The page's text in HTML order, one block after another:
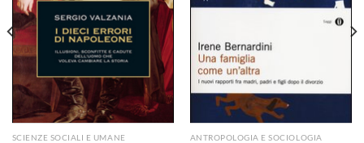
SCIENZE SOCIALI E UMANE ANTROPOLOGIA E SOCIOLOGIA